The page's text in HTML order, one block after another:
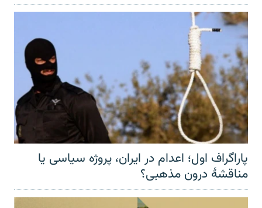
پاراگراف اول؛ اعدام در ایران، پروژه سیاسی یا
مناقشهٔ درون مذهبی؟